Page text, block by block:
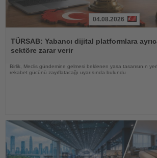
Oku
04.08.2026
TÜRSAB: Yabancı dijital platformlara
sektöre zarar verir
Birlik, Meclis gündemine gelmesi beklenen yasa tasarısının
rekabet gücünü zayıflatacağı uyarısında bulundu